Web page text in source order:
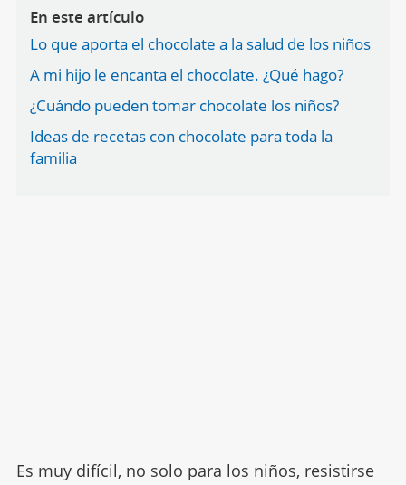
En este artículo
Lo que aporta el chocolate a la salud de los niños
A mi hijo le encanta el chocolate. ¿Qué hago?
¿Cuándo pueden tomar chocolate los niños?
Ideas de recetas con chocolate para toda la
familia
Es muy difícil, no solo para los niños, resistirse